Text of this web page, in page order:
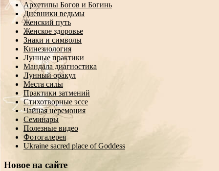
Архетипы Богов и Богинь
Дневники ведьмы
Женский путь
Женское здоровье
Знаки и символы
Кинезиология
Лунные практики
Мандала диагностика
Лунный оракул
Места силы
Практики затмений
Стихотворные эссе
Чайная церемония
Семинары
Полезные видео
Фотогалерея
Ukraine sacred place of Goddess
Новое на сайте